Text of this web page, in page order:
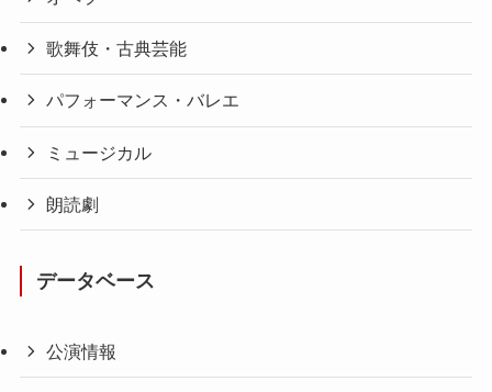
歌舞伎・古典芸能
パフォーマンス・バレエ
ミュージカル
朗読劇
データベース
公演情報